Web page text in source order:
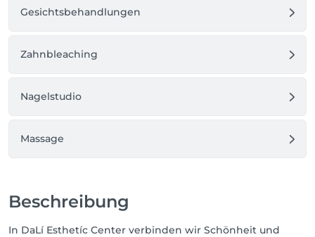
Gesichtsbehandlungen
Zahnbleaching
Nagelstudio
Massage
Beschreibung
In DaLí Esthetíc Center verbinden wir Schönheit und